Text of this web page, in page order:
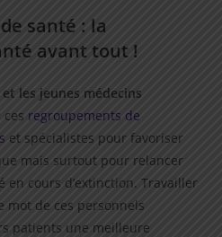
santé : la
avant tout !
les jeunes médecins
regroupements de
et spécialistes pour favoriser
mais surtout pour relancer
cours d’extinction. Travailler
mot de ces personnels
patients une meilleure